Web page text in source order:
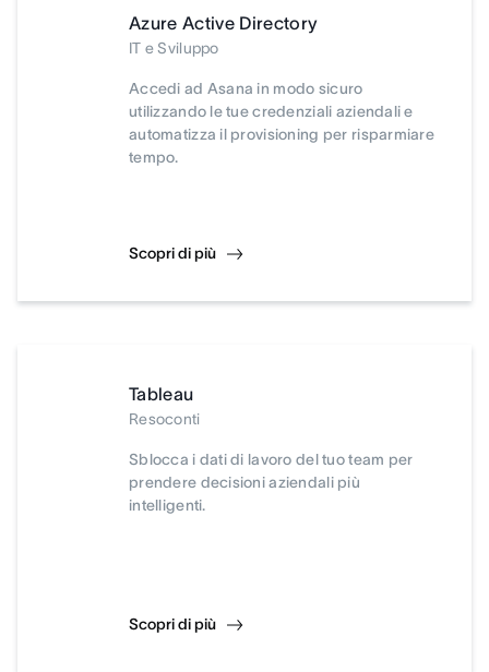
Azure Active Directory
IT e Sviluppo
Accedi ad Asana in modo sicuro
utilizzando le tue credenziali aziendali e
automatizza il provisioning per risparmiare
tempo.
Scopri di più
Tableau
Resoconti
Sblocca i dati di lavoro del tuo team per
prendere decisioni aziendali più
intelligenti.
Scopri di più